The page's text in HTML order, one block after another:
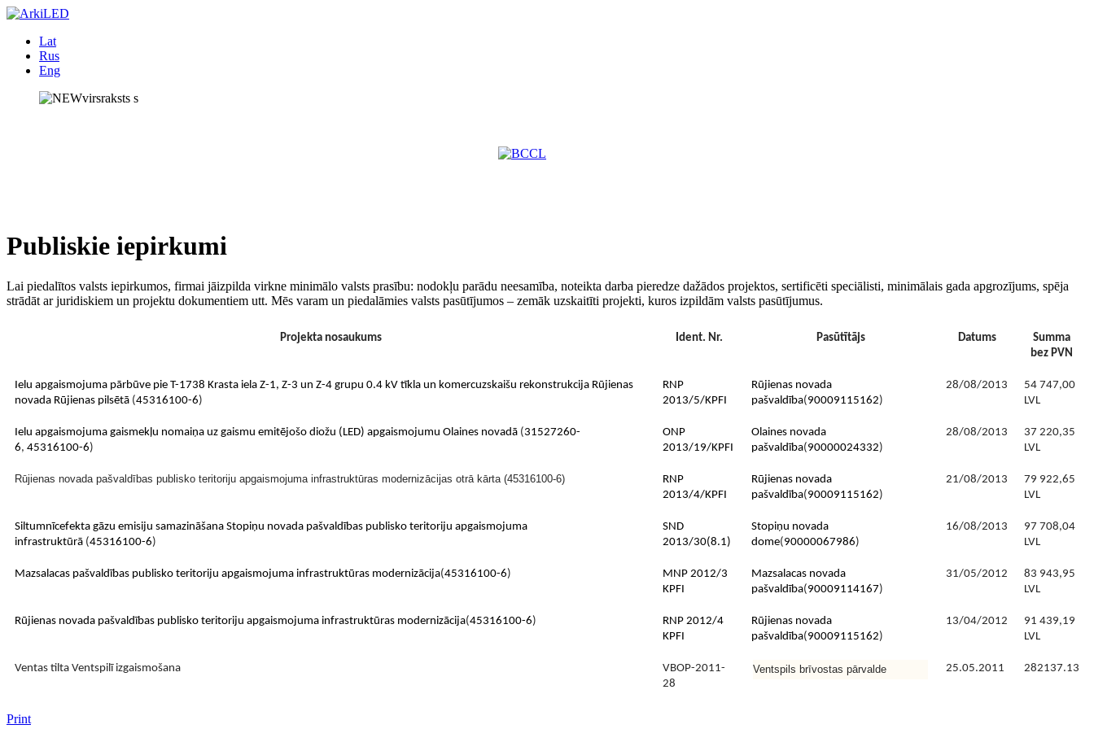
Lat
Rus
Eng
Publiskie iepirkumi
Lai piedalītos valsts iepirkumos, firmai jāizpilda virkne minimālo valsts prasību: nodokļu parādu neesamība, noteikta darba pieredze dažādos projektos, sertificēti speciālisti, minimālais gada apgrozījums, spēja
strādāt ar juridiskiem un projektu dokumentiem utt. Mēs varam un piedalāmies valsts pasūtījumos – zemāk uzskaitīti projekti, kuros izpildām valsts pasūtījumus.
Projekta nosaukums Ident. Nr. Pasūtītājs Datums
Summa
bez PVN
Ielu apgaismojuma pārbūve pie T-1738 Krasta iela Z-1, Z-3 un Z-4 grupu 0.4 kV tīkla un komercuzskaišu rekonstrukcija Rūjienas
novada Rūjienas pilsētā (45316100-6)
RNP
2013/5/KPFI
Rūjienas novada
pašvaldība( 90009115162)
28/08/2013
54 747,00
LVL
Ielu apgaismojuma gaismekļu nomaiņa uz gaismu emitējošo diožu (LED) apgaismojumu Olaines novadā ( 31527260-
6, 45316100-6)
ONP
2013/19/KPFI
Olaines novada
pašvaldība( 90000024332)
28/08/2013
37 220,35
LVL
Rūjienas novada pašvaldības publisko teritoriju apgaismojuma infrastruktūras modernizācijas otrā kārta (45316100-6)
RNP
2013/4/KPFI
Rūjienas novada
pašvaldība( 90009115162)
21/08/2013
79 922,65
LVL
Siltumnīcefekta gāzu emisiju samazināšana Stopiņu novada pašvaldības publisko teritoriju apgaismojuma
infrastruktūrā (45316100-6)
SND
2013/30(8.1)
Stopiņu novada
dome( 90000067986)
16/08/2013
97 708,04
LVL
Mazsalacas pašvaldības publisko teritoriju apgaismojuma infrastruktūras modernizācija(45316100-6)
MNP 2012/3
KPFI
Mazsalacas novada
pašvaldība( 90009114167)
31/05/2012
83 943,95
LVL
Rūjienas novada pašvaldības publisko teritoriju apgaismojuma infrastruktūras modernizācija(45316100-6)
RNP 2012/4
KPFI
Rūjienas novada
pašvaldība( 90009115162)
13/04/2012
91 439,19
LVL
Ventas tilta Ventspilī izgaismošana
VBOP-2011-
28
Ventspils brīvostas pārvalde 25.05.2011 282137.13
Print